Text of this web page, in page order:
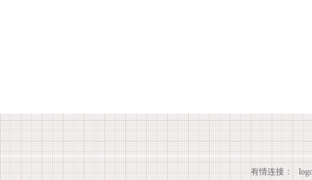
有情连接：